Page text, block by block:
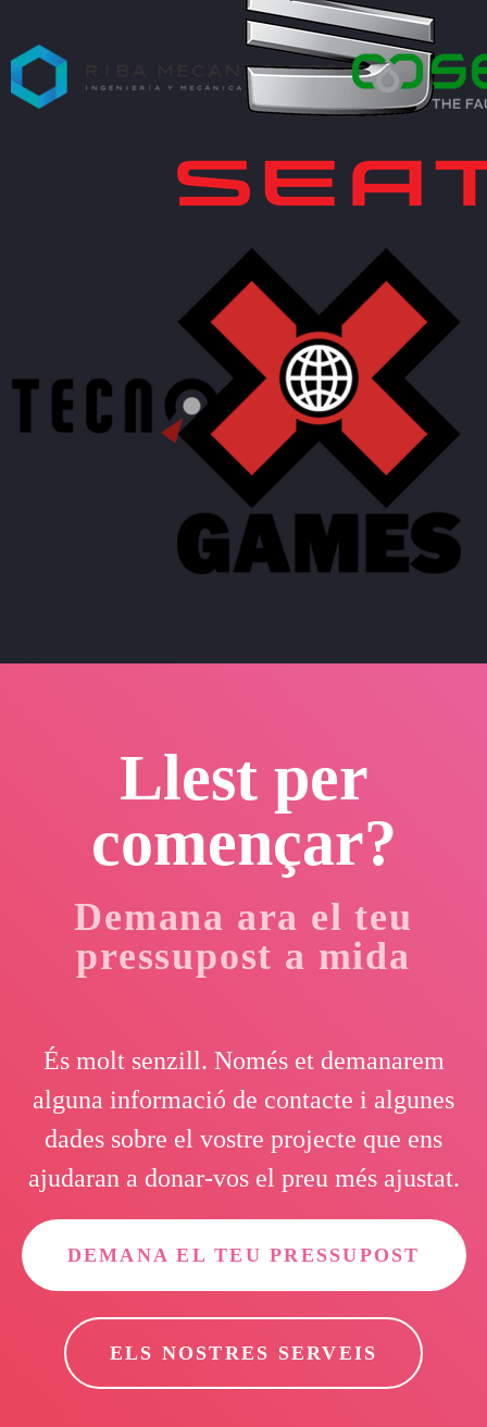
Llest per
començar?
Demana ara el teu
pressupost a mida
És molt senzill. Només et demanarem
alguna informació de contacte i algunes
dades sobre el vostre projecte que ens
ajudaran a donar-vos el preu més ajustat.
DEMANA EL TEU PRESSUPOST
ELS NOSTRES SERVEIS